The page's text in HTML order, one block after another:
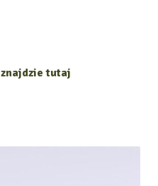
znajdzie tutaj